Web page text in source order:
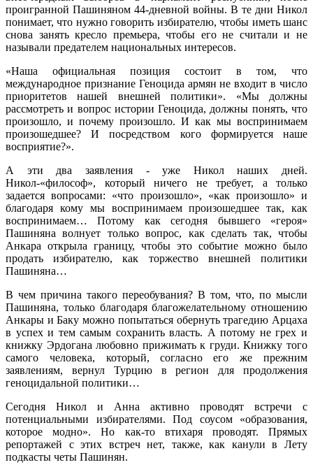
проигранной Пашиняном 44-дневной войны. В те дни Никол
понимает, что нужно говорить избирателю, чтобы иметь шанс
снова занять кресло премьера, чтобы его не считали и не
называли предателем национальных интересов.
«Наша официальная позиция состоит в том, что
международное признание Геноцида армян не входит в число
приоритетов нашей внешней политики». «Мы должны
рассмотреть и вопрос истории Геноцида, должны понять, что
произошло, и почему произошло. И как мы воспринимаем
произошедшее? И посредством кого формируется наше
восприятие?».
А эти два заявления - уже Никол наших дней.
Никол-«философ», который ничего не требует, а только
задается вопросами: «что произошло», «как произошло» и
благодаря кому мы воспринимаем произошедшее так, как
воспринимаем… Потому как сегодня бывшего «героя»
Пашиняна волнует только вопрос, как сделать так, чтобы
Анкара открыла границу, чтобы это событие можно было
продать избирателю, как торжество внешней политики
Пашиняна…
В чем причина такого переобувания? В том, что, по мысли
Пашиняна, только благодаря благожелательному отношению
Анкары и Баку можно попытаться обернуть трагедию Арцаха
в успех и тем самым сохранить власть. А потому не грех и
книжку Эрдогана любовно прижимать к груди. Книжку того
самого человека, который, согласно его же прежним
заявлениям, вернул Турцию в регион для продолжения
геноцидальной политики…
Сегодня Никол и Анна активно проводят встречи с
потенциальными избирателями. Под соусом «образования,
которое модно». Но как-то втихаря проводят. Прямых
репортажей с этих встреч нет, также, как канули в Лету
подкасты четы Пашинян.